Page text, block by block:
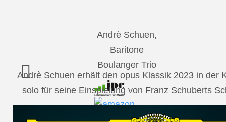
Andrè Schuen,
Baritone
Boulanger Trio
Andrè Schuen erhält den opus Klassik 2023 in der
solo für seine Einspielung von Franz Schuberts